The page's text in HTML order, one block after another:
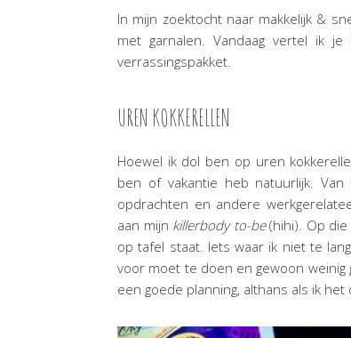
In mijn zoektocht naar makkelijk &
met garnalen. Vandaag vertel ik
verrassingspakket.
UREN KOKKERELLEN
Hoewel ik dol ben op uren
ben of vakantie heb natuurlijk.
opdrachten en andere
aan mijn killerbody to-be(hihi). Op die
op tafel staat. Iets waar ik niet te
voor moet te doen en gewoon weinig
een goede planning, althans als ik